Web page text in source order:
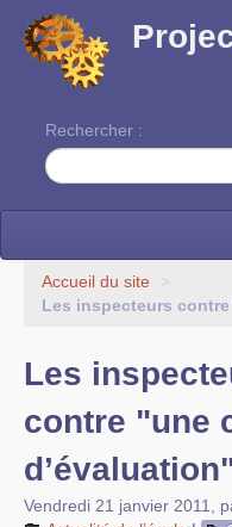
Rechercher :
La ruche
Cinéma
EDITO
Accueil du site
>
Les inspecteurs
Les
contre "une
Vendredi 21 janvier 2011